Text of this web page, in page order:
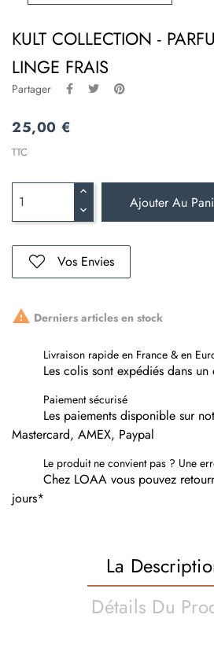
KULT COLLECTION -
LINGE FRAIS
Partager
25,00 €
TTC
Ajouter Au
Vos Envies
 Derniers articles en stock
Livraison rapide en France & en
Les colis sont expédiés dans
Paiement sécurisé
Les paiements disponible sur
Mastercard, AMEX, Paypal
Le produit ne convient pas ? Une
Chez LOAA vous pouvez
jours*
La
Détails Du